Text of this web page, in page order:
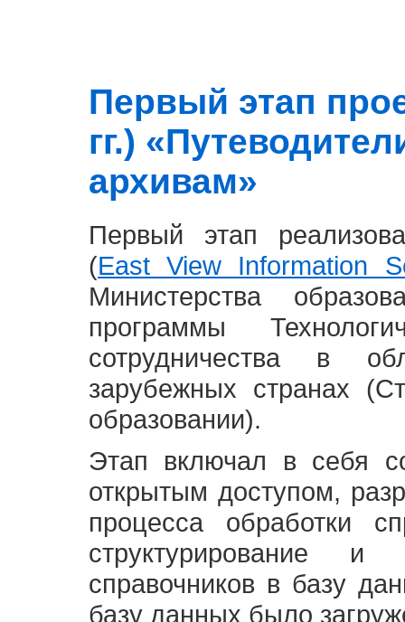
Первый этап
гг.)
архивам»
Первый этап
(East View Information
Министерства
программы
сотрудничества в
зарубежных странах
образовании).
Этап включал в себя
открытым доступом,
процесса обработки
структурирование и
справочников в базу
базу данных было